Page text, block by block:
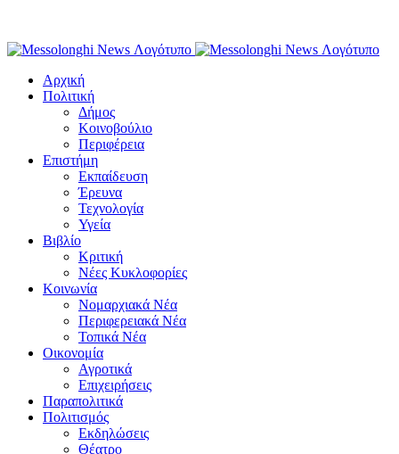
Αρχική
Πολιτική
Δήμος
Κοινοβούλιο
Περιφέρεια
Επιστήμη
Εκπαίδευση
Έρευνα
Τεχνολογία
Υγεία
Βιβλίο
Κριτική
Νέες Κυκλοφορίες
Κοινωνία
Νομαρχιακά Νέα
Περιφερειακά Νέα
Τοπικά Νέα
Οικονομία
Αγροτικά
Επιχειρήσεις
Παραπολιτικά
Πολιτισμός
Εκδηλώσεις
Θέατρο